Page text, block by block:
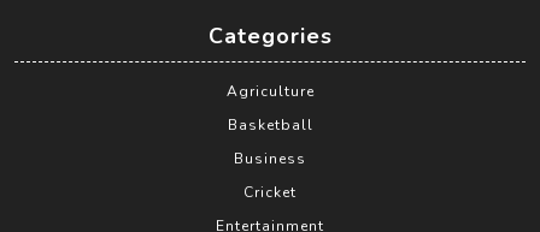
Categories
Agriculture
Basketball
Business
Cricket
Entertainment